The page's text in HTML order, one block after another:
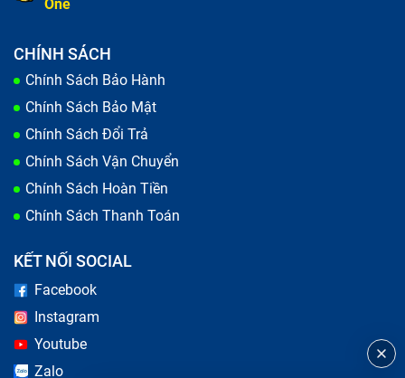
One
CHÍNH SÁCH
Chính Sách Bảo Hành
Chính Sách Bảo Mật
Chính Sách Đổi Trả
Chính Sách Vận Chuyển
Chính Sách Hoàn Tiền
Chính Sách Thanh Toán
KẾT NỐI SOCIAL
Facebook
Instagram
Youtube
Zalo